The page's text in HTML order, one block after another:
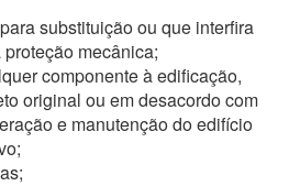
substituição ou que interfira
mecânica;
componente à edificação,
original ou em desacordo com
e manutenção do edifício